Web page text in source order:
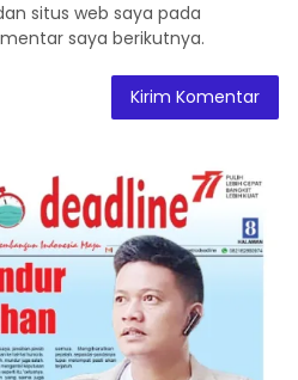
situs web saya pada
saya berikutnya.